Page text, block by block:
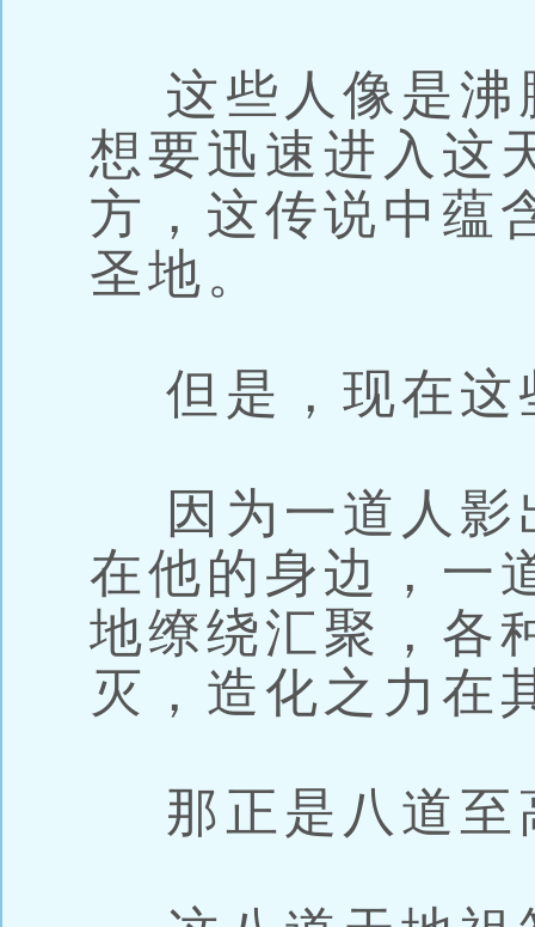
这些人像是沸
想要迅速进入这
方，这传说中蕴
圣地。
但是，现在这
因为一道人影
在他的身边，一
地缭绕汇聚，各
灭，造化之力在
那正是八道至